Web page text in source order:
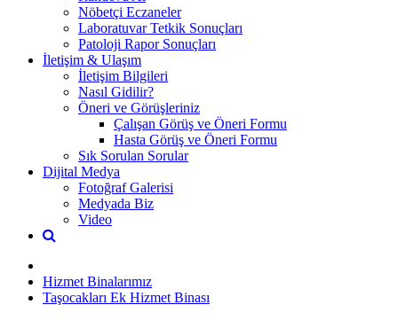
Nöbetçi Eczaneler
Laboratuvar Tetkik Sonuçları
Patoloji Rapor Sonuçları
İletişim & Ulaşım
İletişim Bilgileri
Nasıl Gidilir?
Öneri ve Görüşleriniz
Çalışan Görüş ve Öneri Formu
Hasta Görüş ve Öneri Formu
Sık Sorulan Sorular
Dijital Medya
Fotoğraf Galerisi
Medyada Biz
Video
Hizmet Binalarımız
Taşocakları Ek Hizmet Binası